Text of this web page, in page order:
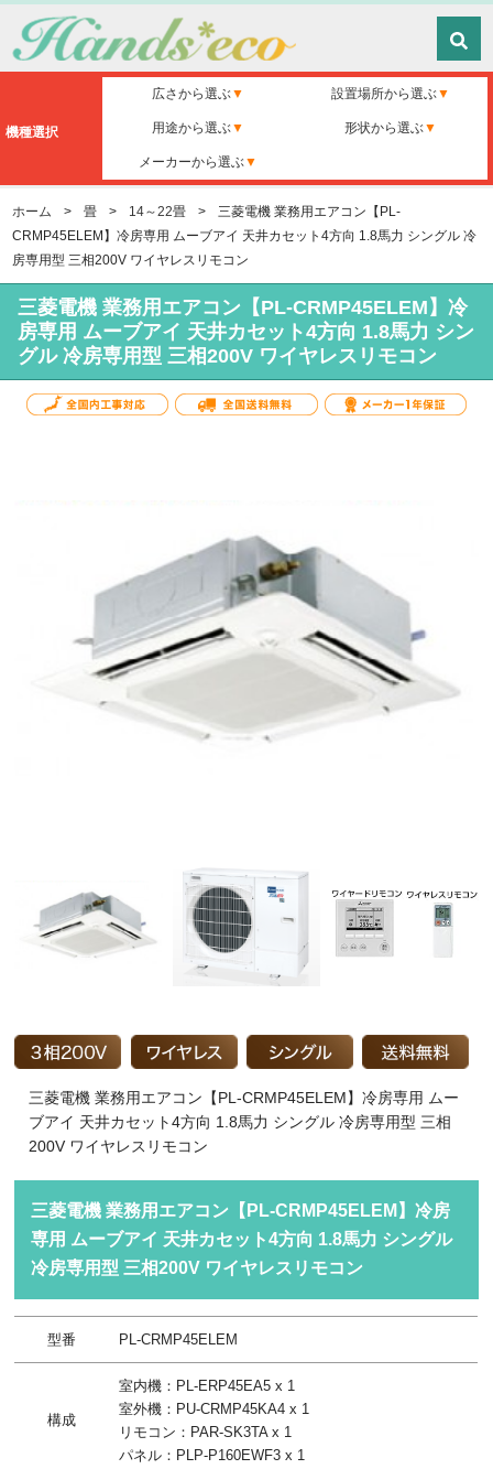
機種選択
広さから選ぶ 設置場所から選ぶ
用途から選ぶ 形状から選ぶ
メーカーから選ぶ
ホーム > 畳 > 14～22畳 >
三菱電機 業務用エアコン【PL-
CRMP45ELEM】冷房専用 ムーブアイ 天井カセット4方向 1.8馬力 シングル 冷
房専用型 三相200V ワイヤレスリモコン
三菱電機 業務用エアコン【PL-CRMP45ELEM】冷
房専用 ムーブアイ 天井カセット4方向 1.8馬力 シン
グル 冷房専用型 三相200V ワイヤレスリモコン
三菱電機 業務用エアコン【PL-CRMP45ELEM】冷房専用 ムー
ブアイ 天井カセット4方向 1.8馬力 シングル 冷房専用型 三相
200V ワイヤレスリモコン
三菱電機 業務用エアコン【PL-CRMP45ELEM】冷房
専用 ムーブアイ 天井カセット4方向 1.8馬力 シングル
冷房専用型 三相200V ワイヤレスリモコン
型番 PL-CRMP45ELEM
構成
室内機：PL-ERP45EA5 x 1
室外機：PU-CRMP45KA4 x 1
リモコン：PAR-SK3TA x 1
パネル：PLP-P160EWF3 x 1